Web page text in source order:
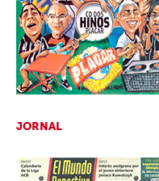
JORNAL